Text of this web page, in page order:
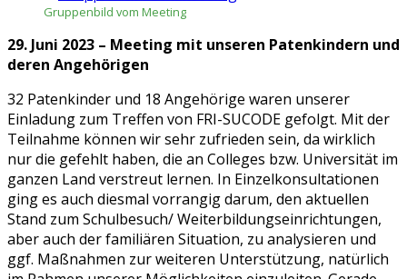
Gruppenbild vom Meeting
29. Juni 2023 – Meeting mit unseren Patenkindern und
deren Angehörigen
32 Patenkinder und 18 Angehörige waren unserer
Einladung zum Treffen von FRI-SUCODE gefolgt. Mit der
Teilnahme können wir sehr zufrieden sein, da wirklich
nur die gefehlt haben, die an Colleges bzw. Universität im
ganzen Land verstreut lernen. In Einzelkonsultationen
ging es auch diesmal vorrangig darum, den aktuellen
Stand zum Schulbesuch/ Weiterbildungseinrichtungen,
aber auch der familiären Situation, zu analysieren und
ggf. Maßnahmen zur weiteren Unterstützung, natürlich